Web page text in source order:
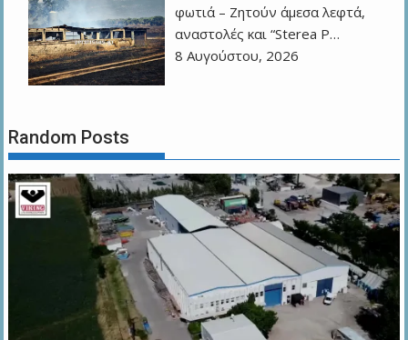
φωτιά – Ζητούν άμεσα λεφτά,
αναστολές και “Sterea P…
8 Αυγούστου, 2026
Random Posts